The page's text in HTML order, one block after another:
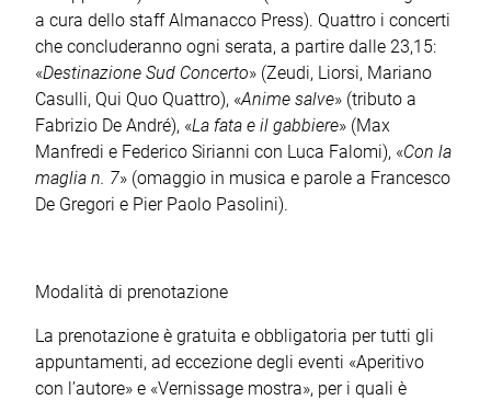
a cura dello staff Almanacco Press). Quattro i concerti
che concluderanno ogni serata, a partire dalle 23,15:
«Destinazione Sud Concerto» (Zeudi, Liorsi, Mariano
Casulli, Qui Quo Quattro), «Anime salve» (tributo a
Fabrizio De André), «La fata e il gabbiere» (Max
Manfredi e Federico Sirianni con Luca Falomi), «Con la
maglia n. 7» (omaggio in musica e parole a Francesco
De Gregori e Pier Paolo Pasolini).
Modalità di prenotazione
La prenotazione è gratuita e obbligatoria per tutti gli
appuntamenti, ad eccezione degli eventi «Aperitivo
con l’autore» e «Vernissage mostra», per i quali è